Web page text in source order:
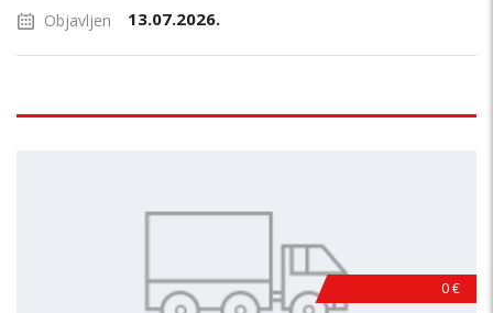
Objavljen 13.07.2026.
0 €